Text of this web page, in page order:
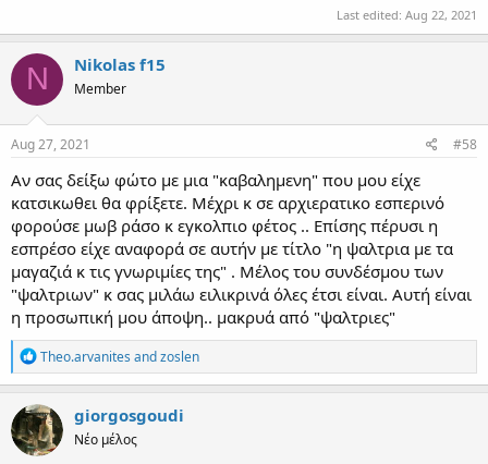
Last edited: Aug 22, 2021
N Nikolas f15
Member
Aug 27, 2021 #58
Αν σας δείξω φώτο με μια "καβαλημενη" που μου είχε
κατσικωθει θα φρίξετε. Μέχρι κ σε αρχιερατικο εσπερινό
φορούσε μωβ ράσο κ εγκολπιο φέτος .. Επίσης πέρυσι η
εσπρέσο είχε αναφορά σε αυτήν με τίτλο "η ψαλτρια με τα
μαγαζιά κ τις γνωριμίες της" . Μέλος του συνδέσμου των
"ψαλτριων" κ σας μιλάω ειλικρινά όλες έτσι είναι. Αυτή είναι
η προσωπική μου άποψη.. μακρυά από "ψαλτριες"
R
e
a
c
t
i
o
Theo.arvanites andzoslen
giorgosgoudi
Νέο μέλος